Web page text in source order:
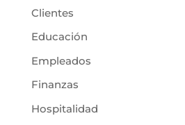
Clientes
Educación
Empleados
Finanzas
Hospitalidad